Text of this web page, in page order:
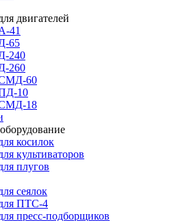
двигателей
41
65
240
260
СМД-60
10
СМД-18
косилок
культиваторов
плугов
сеялок
ПТС-4
пресс-подборщиков